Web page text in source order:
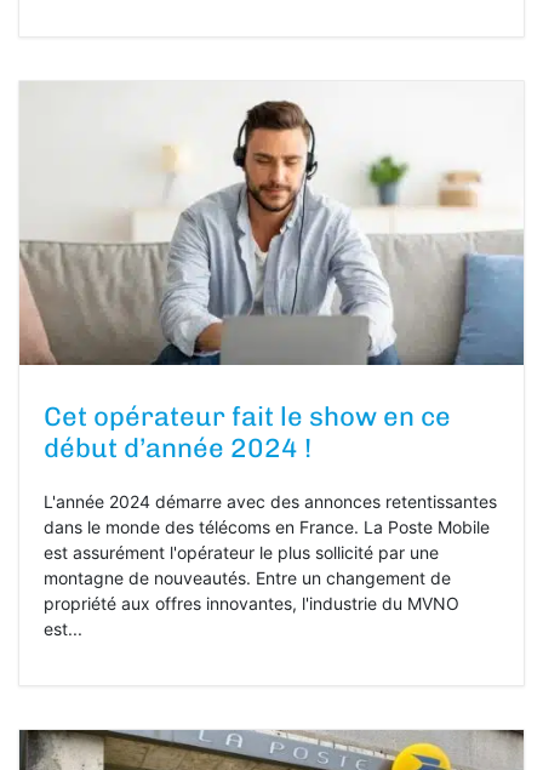
Cet opérateur fait le show en ce
début d’année 2024 !
L'année 2024 démarre avec des annonces retentissantes
dans le monde des télécoms en France. La Poste Mobile
est assurément l'opérateur le plus sollicité par une
montagne de nouveautés. Entre un changement de
propriété aux offres innovantes, l'industrie du MVNO
est...